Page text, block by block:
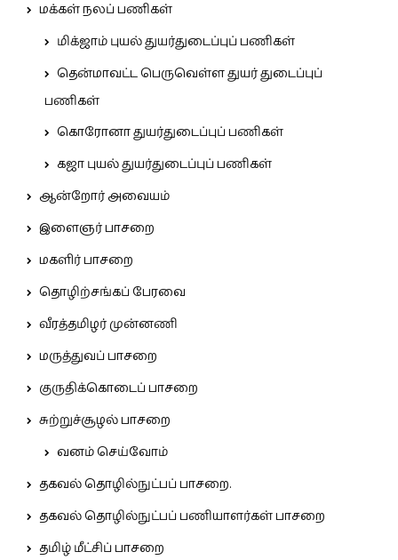
மக்கள் நலப் பணிகள்
மிக்ஜாம் புயல் துயர்துடைப்புப் பணிகள்
தென்மாவட்ட பெருவெள்ள துயர் துடைப்புப்
பணிகள்
கொரோனா துயர்துடைப்புப் பணிகள்
கஜா புயல் துயர்துடைப்புப் பணிகள்
ஆன்றோர் அவையம்
இளைஞர் பாசறை
மகளிர் பாசறை
தொழிற்சங்கப் பேரவை
வீரத்தமிழர் முன்னணி
மருத்துவப் பாசறை
குருதிக்கொடைப் பாசறை
சுற்றுச்சூழல் பாசறை
வனம் செய்வோம்
தகவல் தொழில்நுட்பப் பாசறை.
தகவல் தொழில்நுட்பப் பணியாளர்கள் பாசறை
தமிழ் மீட்சிப் பாசறை